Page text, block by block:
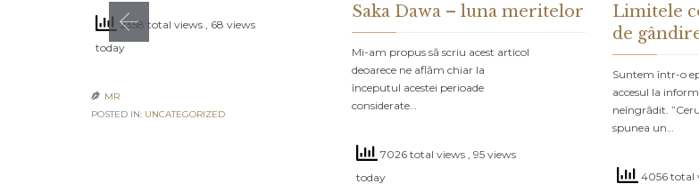
2358 total views , 68 views
today
 MR
POSTED IN: UNCATEGORIZED
Saka Dawa – luna meritelor
Mi-am propus să scriu acest articol
deoarece ne aflăm chiar la
începutul acestei perioade
considerate…
7026 total views , 95 views
today
Limitele
de
Suntem într-o
accesul la
neîngrădit.
spunea un…
4056 total